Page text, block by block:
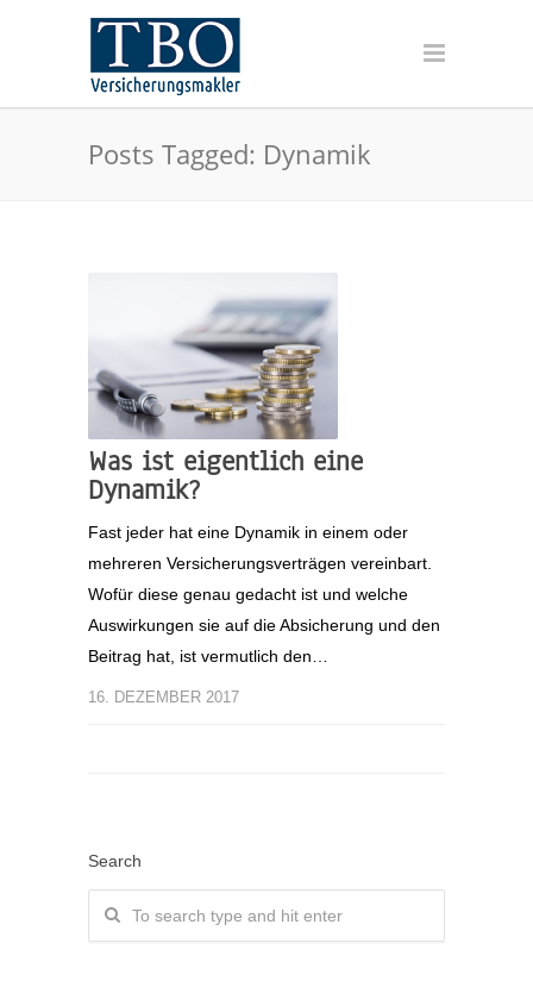
Posts Tagged: Dynamik
Was ist eigentlich eine
Dynamik?
Fast jeder hat eine Dynamik in einem oder
mehreren Versicherungsverträgen vereinbart.
Wofür diese genau gedacht ist und welche
Auswirkungen sie auf die Absicherung und den
Beitrag hat, ist vermutlich den…
16. DEZEMBER 2017
Search